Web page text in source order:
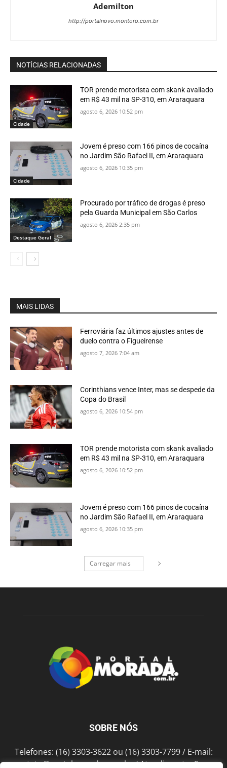
Ademilton
http://portalnovo.montoro.com.br
NOTÍCIAS RELACIONADAS
Cidade
TOR prende motorista com skank avaliado
em R$ 43 mil na SP-310, em Araraquara
agosto 6, 2026 10:52 pm
Cidade
Jovem é preso com 166 pinos de cocaína
no Jardim São Rafael II, em Araraquara
agosto 6, 2026 10:35 pm
Destaque Geral
Procurado por tráfico de drogas é preso
pela Guarda Municipal em São Carlos
agosto 6, 2026 2:35 pm
MAIS LIDAS
Ferroviária faz últimos ajustes antes de
duelo contra o Figueirense
agosto 7, 2026 7:04 am
Corinthians vence Inter, mas se despede da
Copa do Brasil
agosto 6, 2026 10:54 pm
TOR prende motorista com skank avaliado
em R$ 43 mil na SP-310, em Araraquara
agosto 6, 2026 10:52 pm
Jovem é preso com 166 pinos de cocaína
no Jardim São Rafael II, em Araraquara
agosto 6, 2026 10:35 pm
Carregar mais
SOBRE NÓS
Telefones: (16) 3303-3622 ou (16) 3303-7799 / E-mail:
contato@portalmorada.com.br/ Atendimento: Seg a